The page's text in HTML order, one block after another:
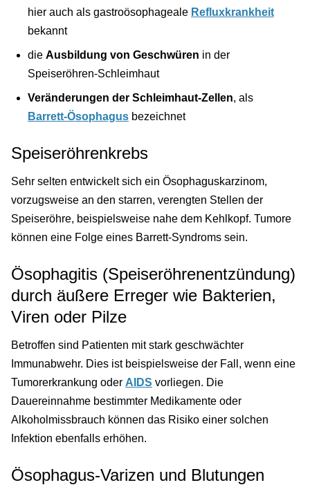
hier auch als gastroösophageale Refluxkrankheit
bekannt
die Ausbildung von Geschwüren in der
Speiseröhren-Schleimhaut
Veränderungen der Schleimhaut-Zellen, als
Barrett-Ösophagus bezeichnet
Speiseröhrenkrebs
Sehr selten entwickelt sich ein Ösophaguskarzinom,
vorzugsweise an den starren, verengten Stellen der
Speiseröhre, beispielsweise nahe dem Kehlkopf. Tumore
können eine Folge eines Barrett-Syndroms sein.
Ösophagitis (Speiseröhrenentzündung)
durch äußere Erreger wie Bakterien,
Viren oder Pilze
Betroffen sind Patienten mit stark geschwächter
Immunabwehr. Dies ist beispielsweise der Fall, wenn eine
Tumorerkrankung oder AIDS vorliegen. Die
Dauereinnahme bestimmter Medikamente oder
Alkoholmissbrauch können das Risiko einer solchen
Infektion ebenfalls erhöhen.
Ösophagus-Varizen und Blutungen